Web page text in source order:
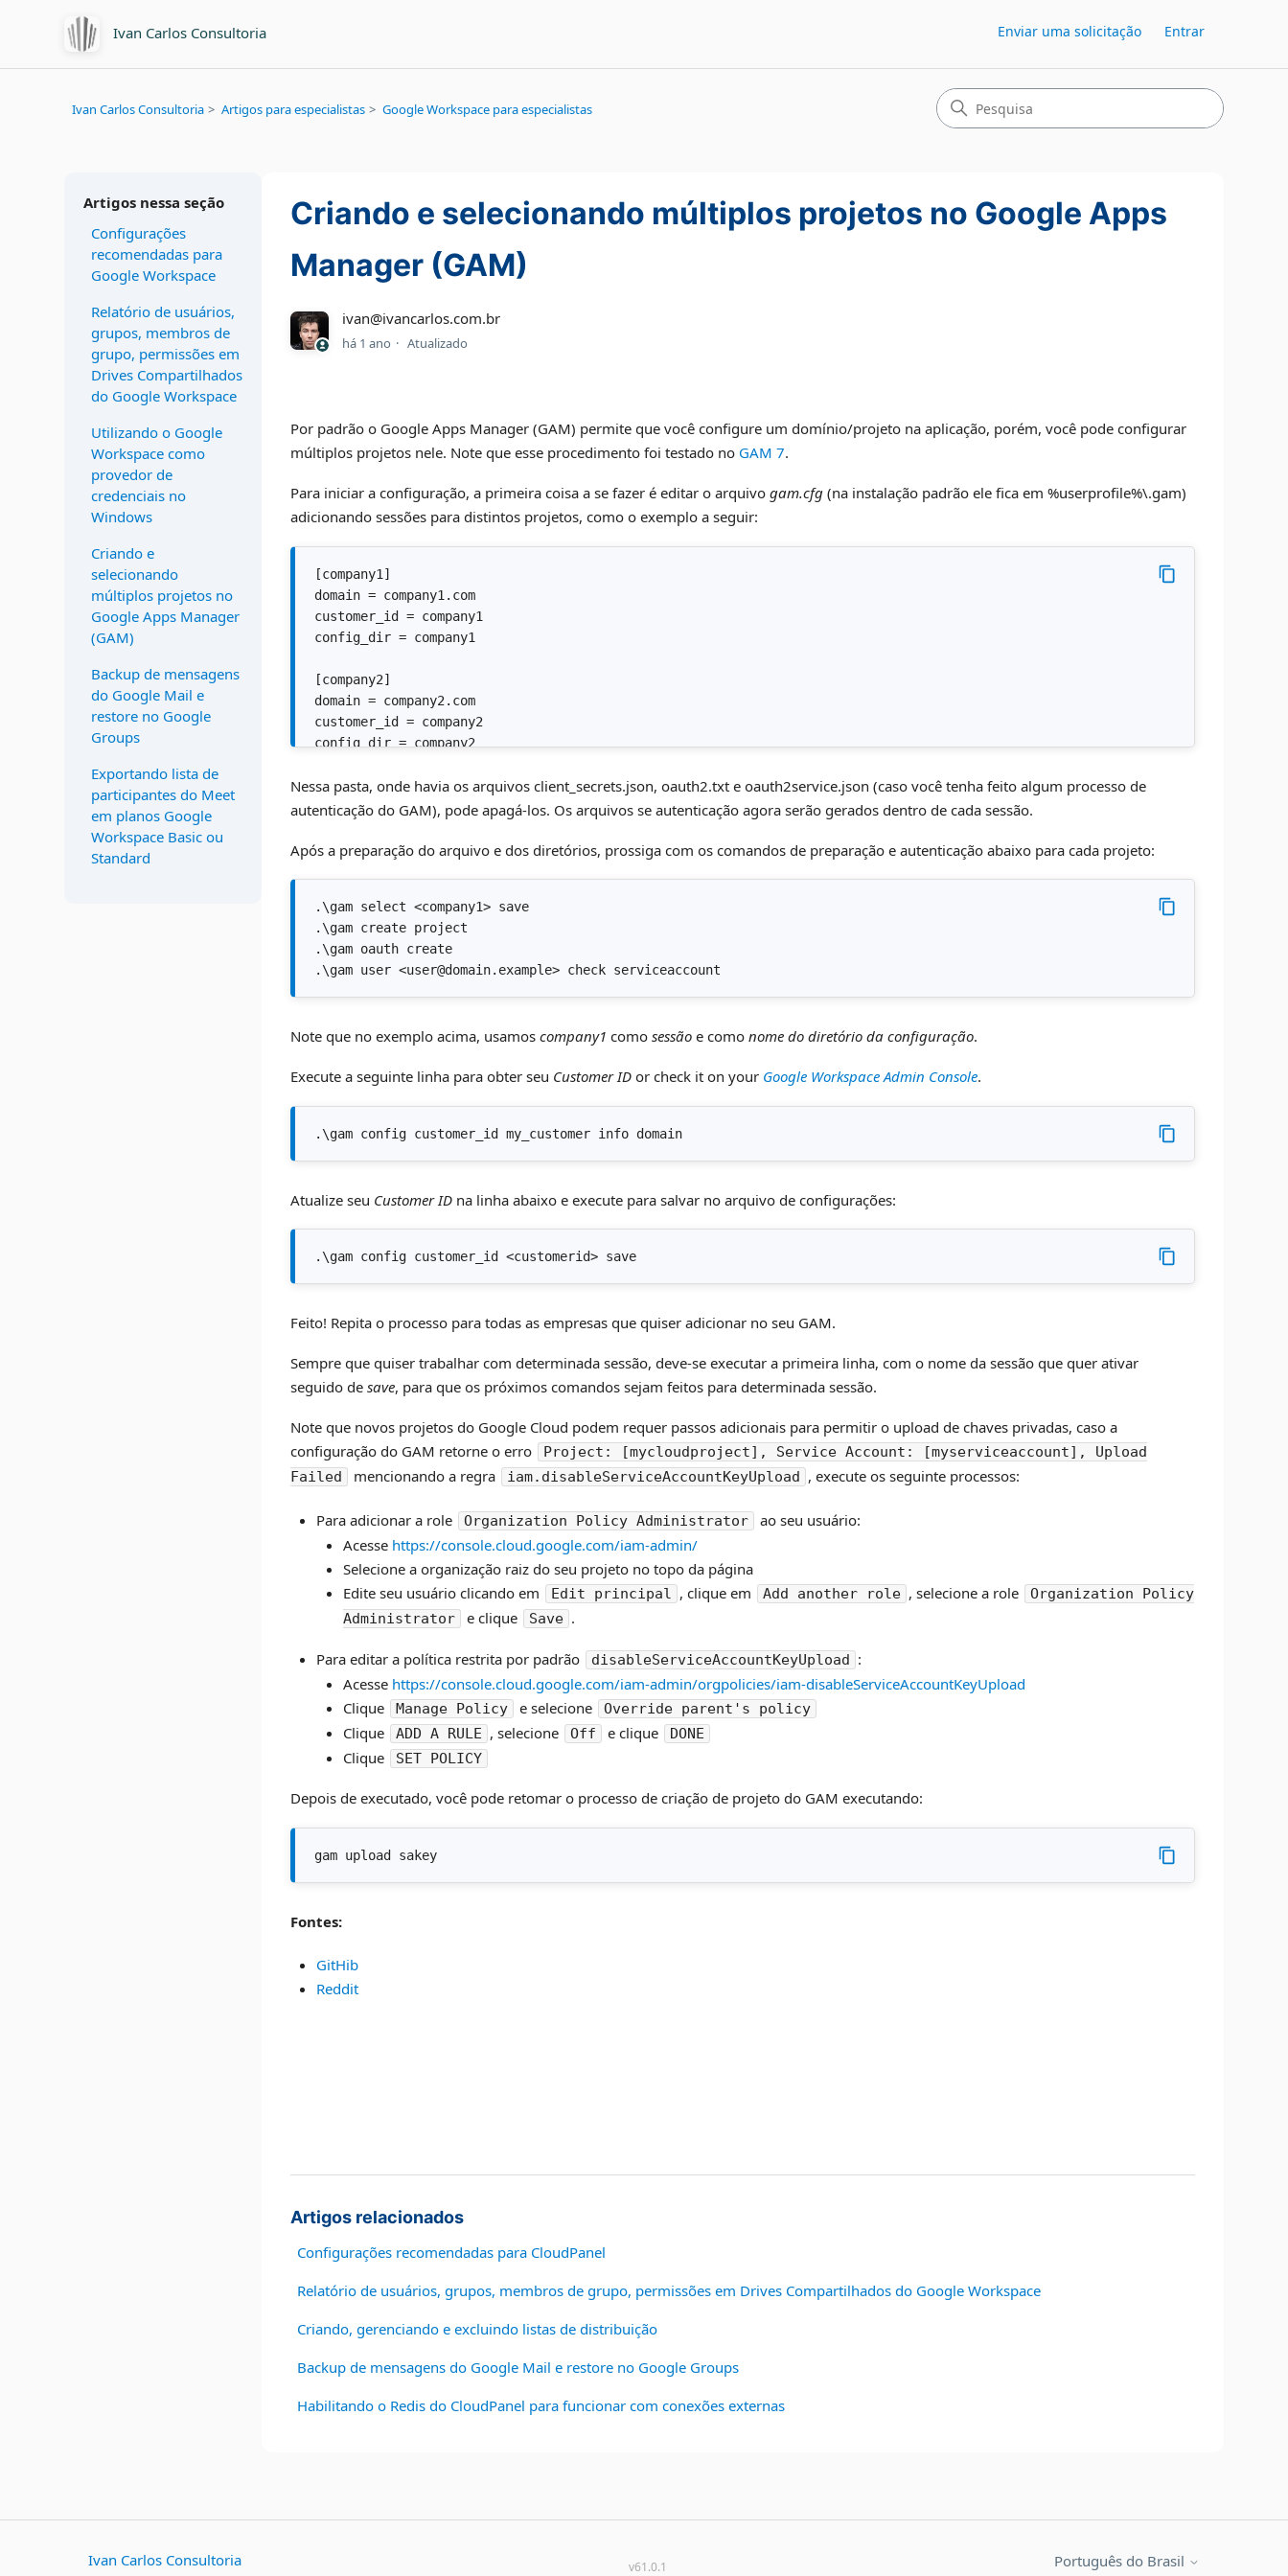
Ivan Carlos Consultoria Enviar uma solicitação Entrar
Ivan Carlos Consultoria Artigos para especialistas Google Workspace para especialistas
Artigos nessa seção
Configurações
recomendadas para
Google Workspace
Relatório de usuários,
grupos, membros de
grupo, permissões em
Drives Compartilhados
do Google Workspace
Utilizando o Google
Workspace como
provedor de
credenciais no
Windows
Criando e
selecionando
múltiplos projetos no
Google Apps Manager
(GAM)
Backup de mensagens
do Google Mail e
restore no Google
Groups
Exportando lista de
participantes do Meet
em planos Google
Workspace Basic ou
Standard
Criando e selecionando múltiplos projetos no Google Apps
Manager (GAM)
ivan@ivancarlos.com.br
há 1 ano Atualizado
Por padrão o Google Apps Manager (GAM) permite que você configure um domínio/projeto na aplicação, porém, você pode configurar
múltiplos projetos nele. Note que esse procedimento foi testado no GAM 7.
Para iniciar a configuração, a primeira coisa a se fazer é editar o arquivo gam.cfg(na instalação padrão ele fica em %userprofile%\.gam)
adicionando sessões para distintos projetos, como o exemplo a seguir:
[company1]
domain = company1.com
customer_id = company1
config_dir = company1
[company2]
domain = company2.com
customer_id = company2
config_dir = company2
Nessa pasta, onde havia os arquivos client_secrets.json, oauth2.txt e oauth2service.json (caso você tenha feito algum processo de
autenticação do GAM), pode apagá-los. Os arquivos se autenticação agora serão gerados dentro de cada sessão.
Após a preparação do arquivo e dos diretórios, prossiga com os comandos de preparação e autenticação abaixo para cada projeto:
.\gam select <company1> save
.\gam create project
.\gam oauth create
.\gam user <user@domain.example> check serviceaccount
Note que no exemplo acima, usamos company1 como sessão e como nome do diretório da configuração.
Execute a seguinte linha para obter seu Customer IDor check it on your Google Workspace Admin Console.
.\gam config customer_id my_customer info domain
Atualize seu Customer IDna linha abaixo e execute para salvar no arquivo de configurações:
.\gam config customer_id <customerid> save
Feito! Repita o processo para todas as empresas que quiser adicionar no seu GAM.
Sempre que quiser trabalhar com determinada sessão, deve-se executar a primeira linha, com o nome da sessão que quer ativar
seguido de save, para que os próximos comandos sejam feitos para determinada sessão.
Note que novos projetos do Google Cloud podem requer passos adicionais para permitir o upload de chaves privadas, caso a
configuração do GAM retorne o erro
Project: [mycloudproject], Service Account: [myserviceaccount], Upload
Failed
mencionando a regra iam.disableServiceAccountKeyUpload , execute os seguinte processos:
Para adicionar a role Organization Policy Administrator
ao seu usuário:
Acesse https://console.cloud.google.com/iam-admin/
Selecione a organização raiz do seu projeto no topo da página
Edite seu usuário clicando em
Edit principal , clique em Add another role , selecione a role
Organization Policy
Administrator
e clique Save .
Para editar a política restrita por padrão disableServiceAccountKeyUpload :
Acesse https://console.cloud.google.com/iam-admin/orgpolicies/iam-disableServiceAccountKeyUpload
Clique
Manage Policy e selecione Override parent's policy
Clique ADD A RULE , selecione Off e clique DONE
Clique SET POLICY
Depois de executado, você pode retomar o processo de criação de projeto do GAM executando:
gam upload sakey
Fontes:
GitHib
Reddit
Artigos relacionados
Configurações recomendadas para CloudPanel
Relatório de usuários, grupos, membros de grupo, permissões em Drives Compartilhados do Google Workspace
Criando, gerenciando e excluindo listas de distribuição
Backup de mensagens do Google Mail e restore no Google Groups
Habilitando o Redis do CloudPanel para funcionar com conexões externas
Ivan Carlos Consultoria v61.0.1 Português do Brasil